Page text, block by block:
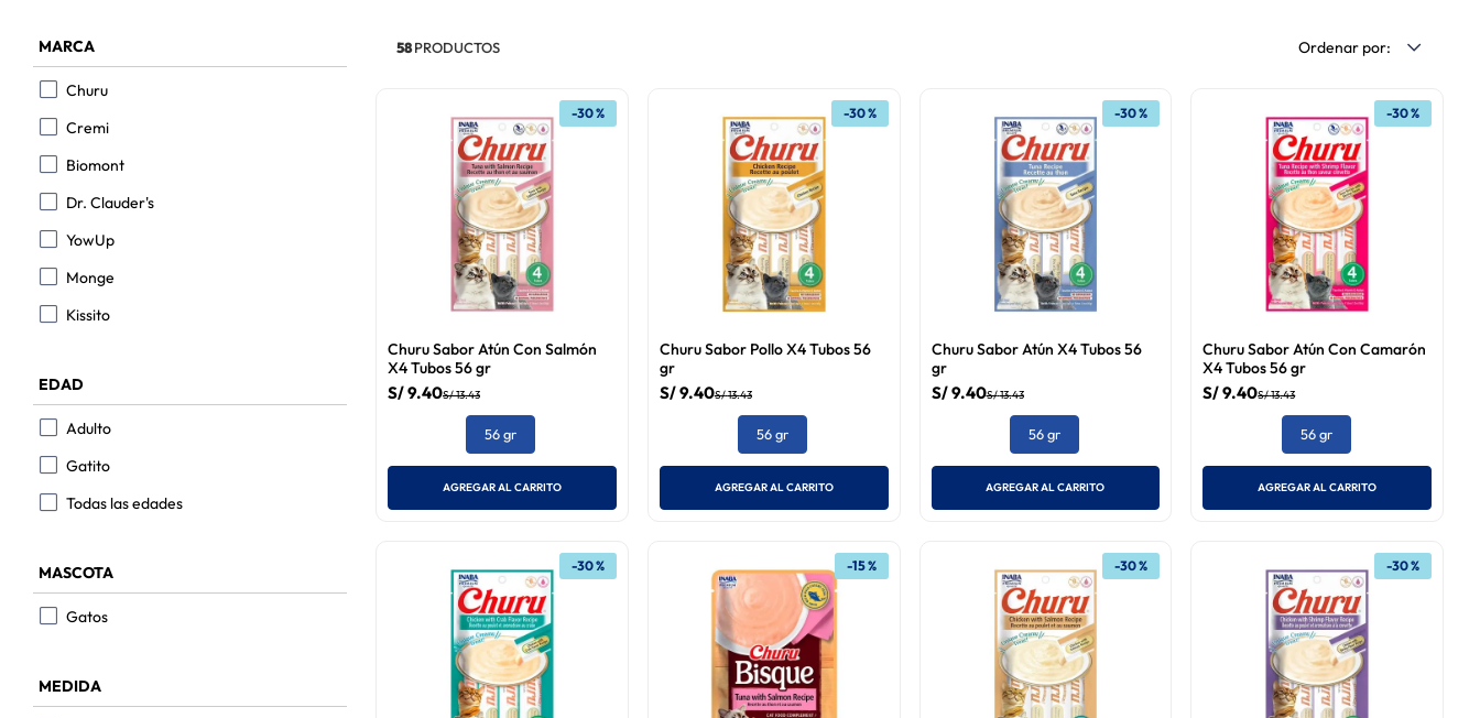
EDAD
Adulto
Gatito
Todas las edades
MARCA
Churu
Cremi
Biomont
Dr. Clauder's
YowUp
Monge
Kissito
MASCOTA
Gatos
MEDIDA
58PRODUCTOS Ordenar por
-30 %
Churu Sabor Atún Con Salmón
X4 Tubos 56 gr
S/9.40S/13.43
56 gr
AGREGAR AL CARRITO
-30 %
Churu Sabor Pollo X4 Tubos 56
gr
S/9.40S/13.43
56 gr
AGREGAR AL CARRITO
-30 %
Churu Sabor Atún X4 Tubos 56
gr
S/9.40S/13.43
56 gr
AGREGAR AL CARRITO
-30 %
Churu Sabor Atún Con Camarón
X4 Tubos 56 gr
S/9.40S/13.43
56 gr
AGREGAR AL CARRITO
-30 % -15 % -30 % -30 %
9.